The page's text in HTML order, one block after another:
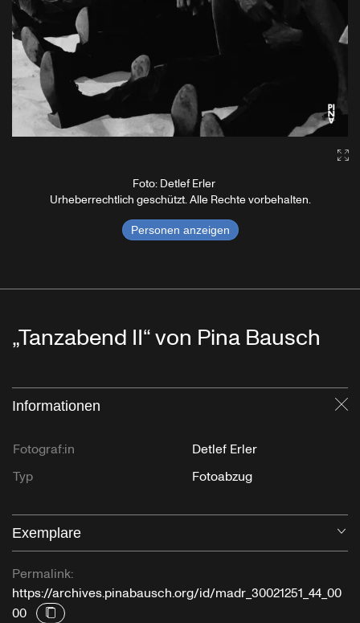
Foto: Detlef Erler
Urheberrechtlich geschützt. Alle Rechte vorbehalten.
Personen anzeigen
„Tanzabend II“ von Pina Bausch
Informationen
Fotograf:in
Detlef Erler
Typ
Fotoabzug
Exemplare
Permalink:
https://archives.pinabausch.org/id/madr_30021251_44_00
00